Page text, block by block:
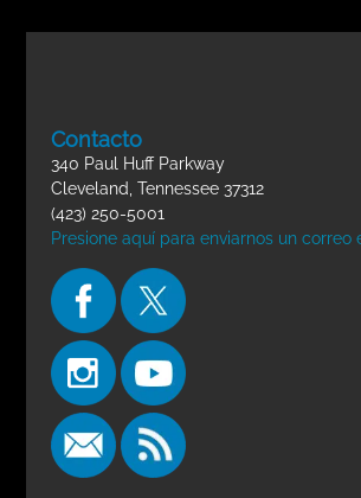
Contacto
340 Paul Huff Parkway
Cleveland, Tennessee 37312
(423) 250-5001
Presione aquí para enviarnos un correo